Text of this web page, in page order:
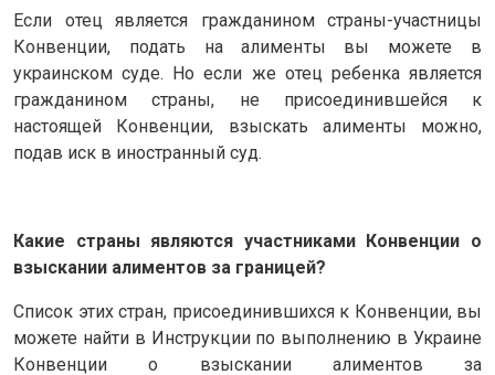
Если отец является гражданином страны-участницы
Конвенции, подать на алименты вы можете в
украинском суде. Но если же отец ребенка является
гражданином страны, не присоединившейся к
настоящей Конвенции, взыскать алименты можно,
подав иск в иностранный суд.
Какие страны являются участниками Конвенции о
взыскании алиментов за границей?
Список этих стран, присоединившихся к Конвенции, вы
можете найти в Инструкции по выполнению в Украине
Конвенции о взыскании алиментов за